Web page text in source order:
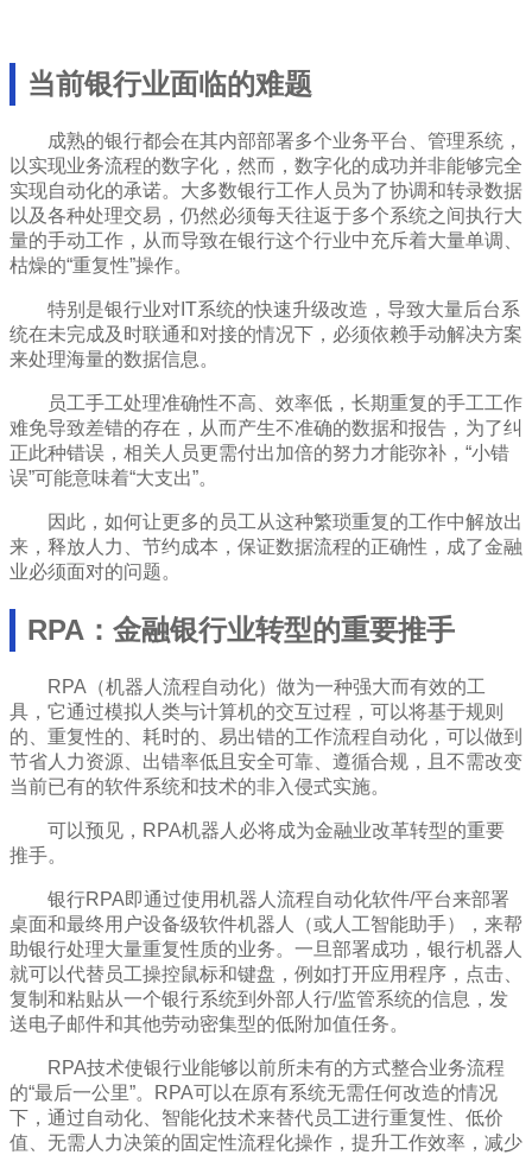
当前银行业面临的难题
成熟的银行都会在其内部部署多个业务平台、管理系统，
以实现业务流程的数字化，然而，数字化的成功并非能够完全
实现自动化的承诺。大多数银行工作人员为了协调和转录数据
以及各种处理交易，仍然必须每天往返于多个系统之间执行大
量的手动工作，从而导致在银行这个行业中充斥着大量单调、
枯燥的“重复性”操作。
特别是银行业对IT系统的快速升级改造，导致大量后台系
统在未完成及时联通和对接的情况下，必须依赖手动解决方案
来处理海量的数据信息。
员工手工处理准确性不高、效率低，长期重复的手工工作
难免导致差错的存在，从而产生不准确的数据和报告，为了纠
正此种错误，相关人员更需付出加倍的努力才能弥补，“小错
误”可能意味着“大支出”。
因此，如何让更多的员工从这种繁琐重复的工作中解放出
来，释放人力、节约成本，保证数据流程的正确性，成了金融
业必须面对的问题。
RPA：金融银行业转型的重要推手
RPA（机器人流程自动化）做为一种强大而有效的工
具，它通过模拟人类与计算机的交互过程，可以将基于规则
的、重复性的、耗时的、易出错的工作流程自动化，可以做到
节省人力资源、出错率低且安全可靠、遵循合规，且不需改变
当前已有的软件系统和技术的非入侵式实施。
可以预见，RPA机器人必将成为金融业改革转型的重要
推手。
银行RPA即通过使用机器人流程自动化软件/平台来部署
桌面和最终用户设备级软件机器人（或人工智能助手），来帮
助银行处理大量重复性质的业务。一旦部署成功，银行机器人
就可以代替员工操控鼠标和键盘，例如打开应用程序，点击、
复制和粘贴从一个银行系统到外部人行/监管系统的信息，发
送电子邮件和其他劳动密集型的低附加值任务。
RPA技术使银行业能够以前所未有的方式整合业务流程
的“最后一公里”。RPA可以在原有系统无需任何改造的情况
下，通过自动化、智能化技术来替代员工进行重复性、低价
值、无需人力决策的固定性流程化操作，提升工作效率，减少